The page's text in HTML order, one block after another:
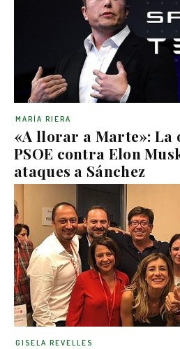
«A llorar a Marte»: La
PSOE contra Elon
ataques a Sánchez
MARÍA RIERA
GISELA REVELLES